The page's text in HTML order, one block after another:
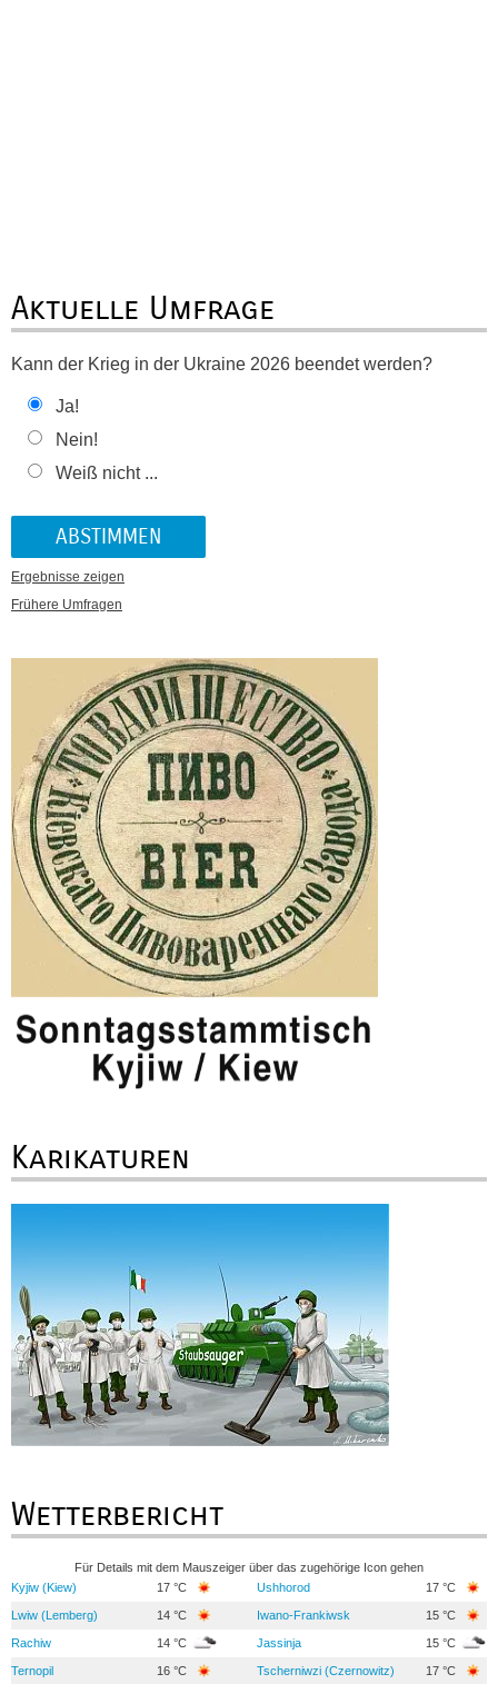
Aktuelle Umfrage
Kann der Krieg in der Ukraine 2026 beendet werden?
Ja!
Nein!
Weiß nicht ...
Ergebnisse zeigen
Frühere Umfragen
Karikaturen
Wetterbericht
Für Details mit dem Mauszeiger über das zugehörige Icon gehen
Kyjiw (Kiew)
17 °C Ushhorod 17 °C
Lwiw (Lemberg) 14 °C Iwano-Frankiwsk 15 °C
Rachiw 14 °C Jassinja 15 °C
Ternopil 16 °C Tscherniwzi (Czernowitz) 17 °C